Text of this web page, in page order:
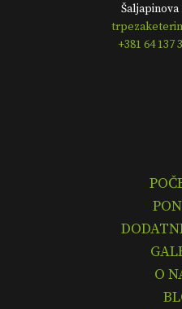
Šaljapinova
+381 64 137
O